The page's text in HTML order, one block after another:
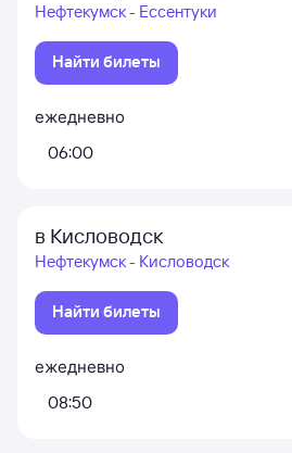
Нефтекумск - Ессентуки
Найти билеты
ежедневно
06:00
в Кисловодск
Нефтекумск - Кисловодск
Найти билеты
ежедневно
08:50